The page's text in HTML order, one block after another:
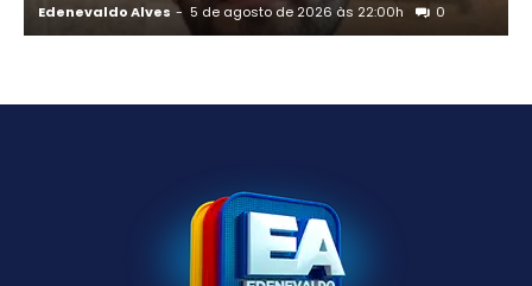
Edenevaldo Alves - 5 de agosto de 2026 às 22:00h 0